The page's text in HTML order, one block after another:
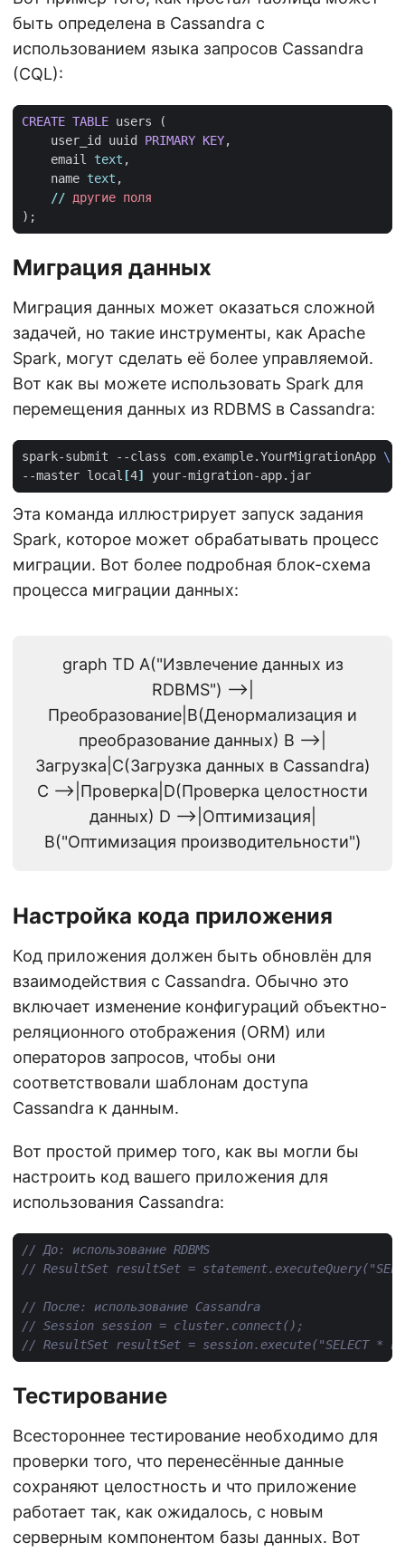
быть определена в Cassandra с
использованием языка запросов Cassandra
(CQL):
CREATE TABLE users
(
user_id
uuid PRIMARY KEY,
email
text ,
name text ,
// другие поля
);
Миграция данных
Миграция данных может оказаться сложной
задачей, но такие инструменты, как Apache
Spark, могут сделать её более управляемой.
Вот как вы можете использовать Spark для
перемещения данных из RDBMS в Cassandra:
spark-submit --class com.example.YourMigrationApp
--master local [4]
Эта команда иллюстрирует запуск задания
Spark, которое может обрабатывать процесс
миграции. Вот более подробная блок-схема
процесса миграции данных:
graph TD A("Извлечение данных из
RDBMS") -->|
Преобразование|B(Денормализация и
преобразование данных) B -->|
Загрузка|C(Загрузка данных в Cassandra)
C -->|Проверка|D(Проверка целостности
данных) D -->|Оптимизация|
B("Оптимизация производительности")
Настройка кода приложения
Код приложения должен быть обновлён для
взаимодействия с Cassandra. Обычно это
включает изменение конфигураций объектно-
реляционного отображения (ORM) или
операторов запросов, чтобы они
соответствовали шаблонам доступа
Cassandra к данным.
Вот простой пример того, как вы могли бы
настроить код вашего приложения для
использования Cassandra:
// До: использование RDBMS
// ResultSet resultSet =
// После: использование Cassandra
// Session session = cluster.connect();
// ResultSet resultSet = session.execute("SELECT *
Тестирование
Всестороннее тестирование необходимо для
проверки того, что перенесённые данные
сохраняют целостность и что приложение
работает так, как ожидалось, с новым
серверным компонентом базы данных. Вот